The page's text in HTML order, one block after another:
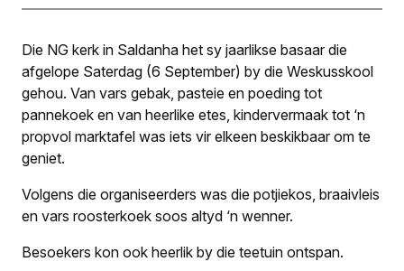
Die NG kerk in Saldanha het sy jaarlikse basaar die
afgelope Saterdag (6 September) by die Weskusskool
gehou. Van vars gebak, pasteie en poeding tot
pannekoek en van heerlike etes, kindervermaak tot ‘n
propvol marktafel was iets vir elkeen beskikbaar om te
geniet.
Volgens die organiseerders was die potjiekos, braaivleis
en vars roosterkoek soos altyd ‘n wenner.
Besoekers kon ook heerlik by die teetuin ontspan.